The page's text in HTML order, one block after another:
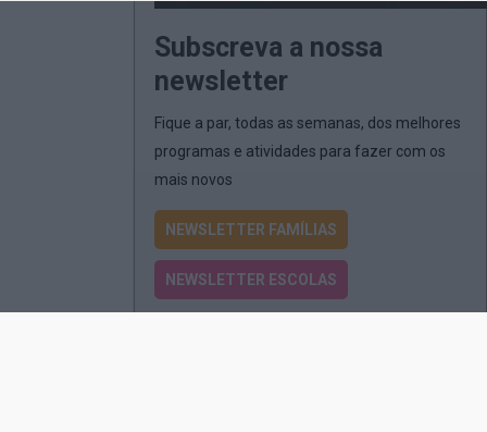
Subscreva a nossa
newsletter
Fique a par, todas as semanas, dos melhores
programas e atividades para fazer com os
mais novos
NEWSLETTER FAMÍLIAS
NEWSLETTER ESCOLAS